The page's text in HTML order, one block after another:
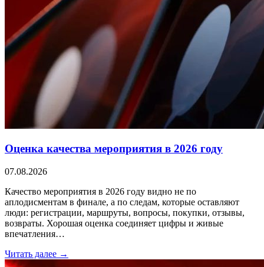
Оценка качества мероприятия в 2026 году
07.08.2026
Качество мероприятия в 2026 году видно не по
аплодисментам в финале, а по следам, которые оставляют
люди: регистрации, маршруты, вопросы, покупки, отзывы,
возвраты. Хорошая оценка соединяет цифры и живые
впечатления…
Читать далее →